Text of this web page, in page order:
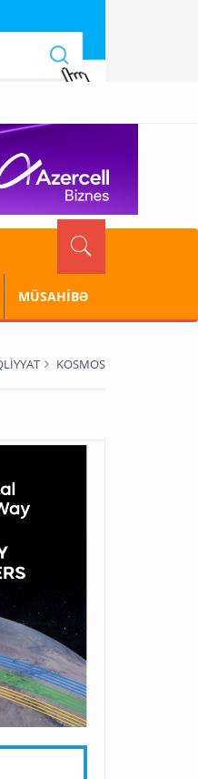
MÜSAHİBƏ
KOSMOS